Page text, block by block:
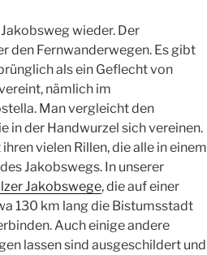
wieder. Der
den Fernwanderwegen. Es gibt
als ein Geflecht von
nämlich im
Man vergleicht den
in der Handwurzel sich vereinen.
vielen Rillen, die alle in einem
Jakobswegs. In unserer
Jakobswege, die auf einer
130 km lang die Bistumsstadt
Auch einige andere
lassen sind ausgeschildert und